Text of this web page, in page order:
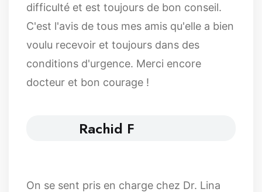
difficulté et est toujours de bon conseil.
C'est l'avis de tous mes amis qu'elle a bien
voulu recevoir et toujours dans des
conditions d'urgence. Merci encore
docteur et bon courage !
Rachid F
On se sent pris en charge chez Dr. Lina